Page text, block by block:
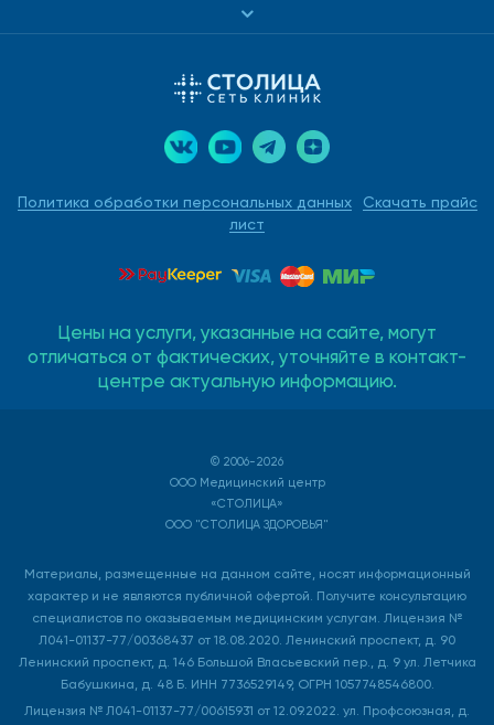
Политика обработки персональных данных
Скачать прайс
лист
Цены на услуги, указанные на сайте, могут
отличаться от фактических, уточняйте в контакт-
центре актуальную информацию.
© 2006-2026
ООО Медицинский центр
«СТОЛИЦА»
ООО "СТОЛИЦА ЗДОРОВЬЯ"
Материалы, размещенные на данном сайте, носят информационный
характер и не являются публичной офертой. Получите консультацию
специалистов по оказываемым медицинским услугам. Лицензия №
Л041-01137-77/00368437 от 18.08.2020. Ленинский проспект, д. 90
Ленинский проспект, д. 146 Большой Власьевский пер., д. 9 ул. Летчика
Бабушкина, д. 48 Б. ИНН 7736529149, ОГРН 1057748546800.
Лицензия № Л041-01137-77/00615931 от 12.09.2022. ул. Профсоюзная, д.